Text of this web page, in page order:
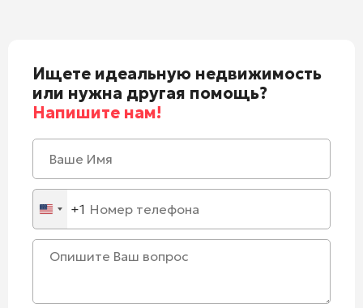
Ищете идеальную недвижимость
или нужна другая помощь?
Напишите нам!
United
States
+1
+1